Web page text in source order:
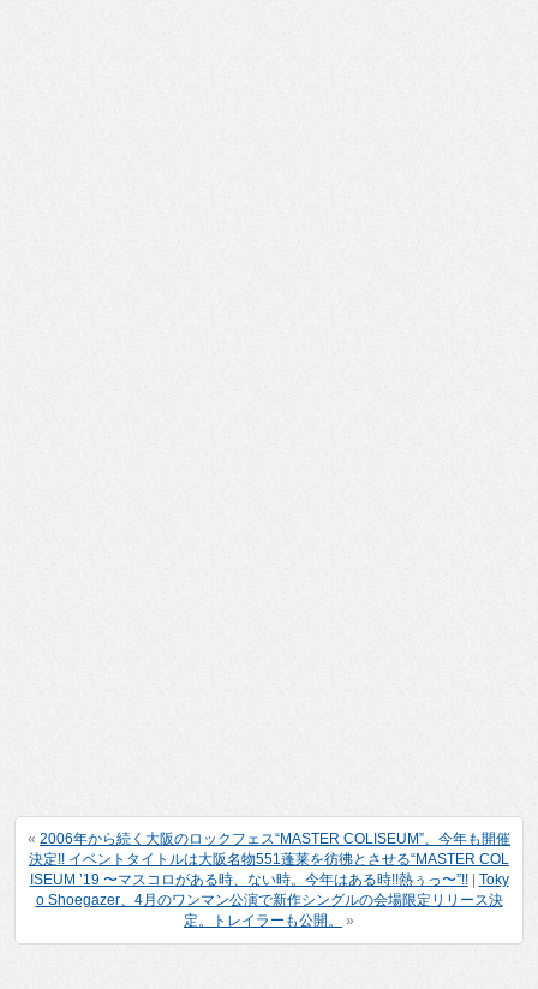
« 2006年から続く大阪のロックフェス“MASTER COLISEUM”、今年も開催
決定!! イベントタイトルは大阪名物551蓬莱を彷彿とさせる“MASTER COL
ISEUM ’19 〜マスコロがある時、ない時。今年はある時!!熱ぅっ〜”!!| Toky
o Shoegazer、4月のワンマン公演で新作シングルの会場限定リリース決
定。トレイラーも公開。
»